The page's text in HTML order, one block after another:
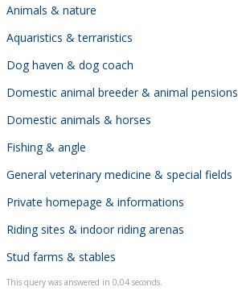
Animals & nature
Aquaristics & terraristics
Dog haven & dog coach
Domestic animal breeder & animal pensions
Domestic animals & horses
Fishing & angle
General veterinary medicine & special fields
Private homepage & informations
Riding sites & indoor riding arenas
Stud farms & stables
This query was answered in 0,04 seconds.